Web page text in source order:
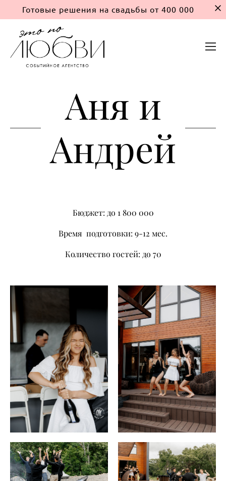
Готовые решения на свадьбы от 400 000
Аня и
Андрей
Бюджет: до 1 800 000
Время подготовки: 9-12 мес.
Количество гостей: до 70